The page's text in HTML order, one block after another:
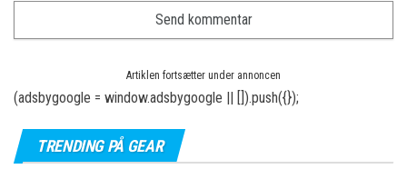
Artiklen fortsætter under annoncen
(adsbygoogle = window.adsbygoogle || []).push({});
TRENDING PÅ GEAR